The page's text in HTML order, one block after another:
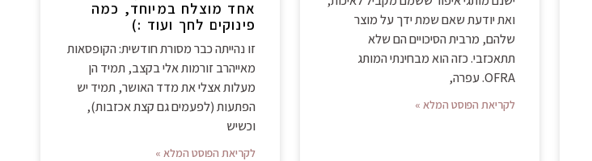
ואת יודעת שאם שמת ידך על מוצר
שלהם, מרבית הסיכויים הם שלא
תתאכזבי. כזה הוא מבחינתי המותג
OFRA. עפרה,
לקריאת הפוסט המלא »
אחד מוצלח במיוחד, כמה
פינוקים לחך ועוד :)
זו נהייתה כבר מסורת חודשית: הקופסאות
מאייהרב זורמות אלי בקצב, תמיד הן
מעלות אצלי את מדד האושר, תמיד יש
הפתעות (לפעמים גם קצת אכזבות),
וכשיש
לקריאת הפוסט המלא »